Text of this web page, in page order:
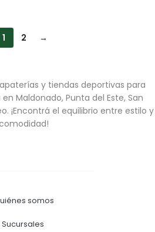
1 2 →
y tiendas deportivas para
Maldonado, Punta del Este, San
¡Encontrá el equilibrio entre estilo y
comodidad!
somos
Sucursales